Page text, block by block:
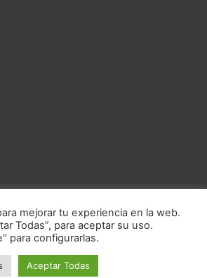
Businet Club
mejorar tu experiencia en la web.
Todas”, para aceptar su uso.
para configurarlas.
Aceptar Todas